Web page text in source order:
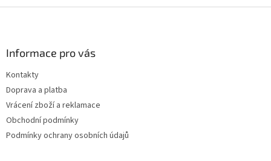
Informace pro vás
Kontakty
Doprava a platba
Vrácení zboží a reklamace
Obchodní podmínky
Podmínky ochrany osobních údajů